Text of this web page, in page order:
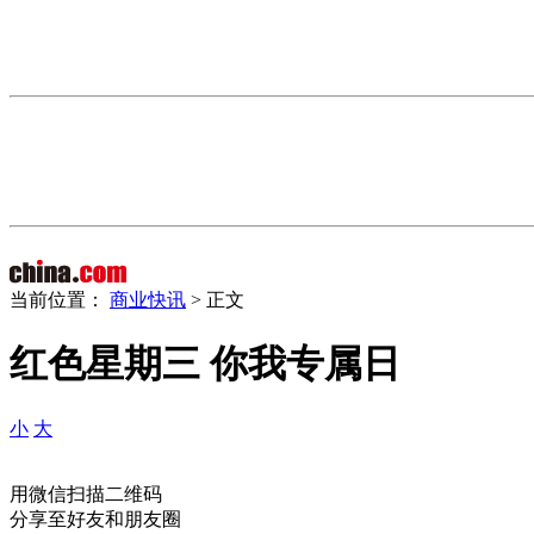
当前位置： 商业快讯 > 正文
红色星期三 你我专属日
小 大
用微信扫描二维码
分享至好友和朋友圈